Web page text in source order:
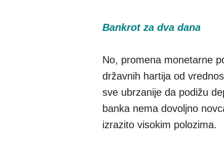
Bankrot za dva dana
No, promena monetarne
državnih hartija od
sve ubrzanije da podižu
banka nema dovoljno
izrazito visokim polozima.